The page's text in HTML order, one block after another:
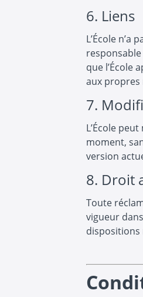
6. Liens
L’École n’a
responsable
que l’École
aux propres
7.
L’École
moment,
version
8. Droit
Toute
vigueur
dispositions